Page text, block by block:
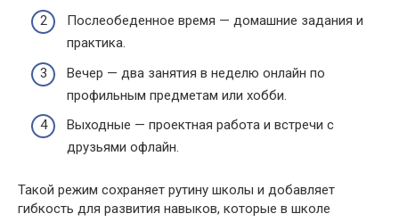
Послеобеденное время — домашние задания и
практика.
Вечер — два занятия в неделю онлайн по
профильным предметам или хобби.
Выходные — проектная работа и встречи с
друзьями офлайн.
Такой режим сохраняет рутину школы и добавляет
гибкость для развития навыков, которые в школе